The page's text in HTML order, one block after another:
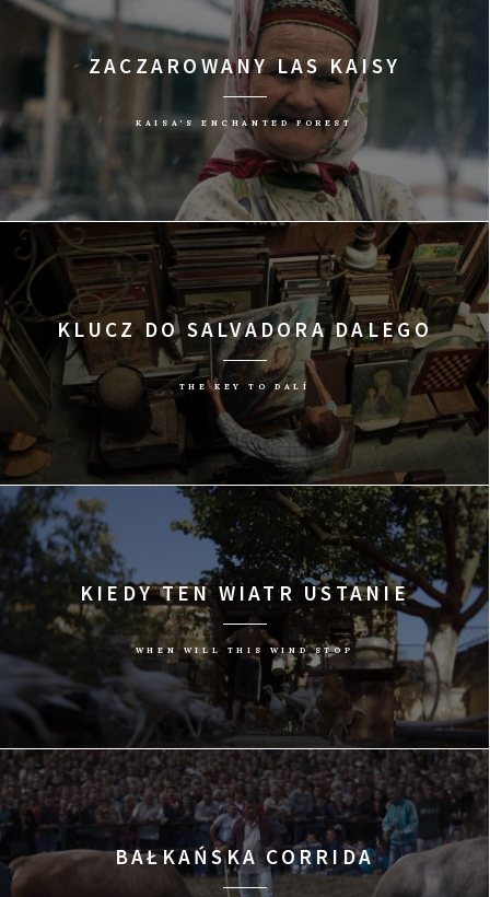
ZACZAROWANY LAS KAISY
KAISA'S ENCHANTED FOREST
KLUCZ DO SALVADORA DALEGO
THE KEY TO DALÍ
KIEDY TEN WIATR USTANIE
WHEN WILL THIS WIND STOP
BAŁKAŃSKA CORRIDA